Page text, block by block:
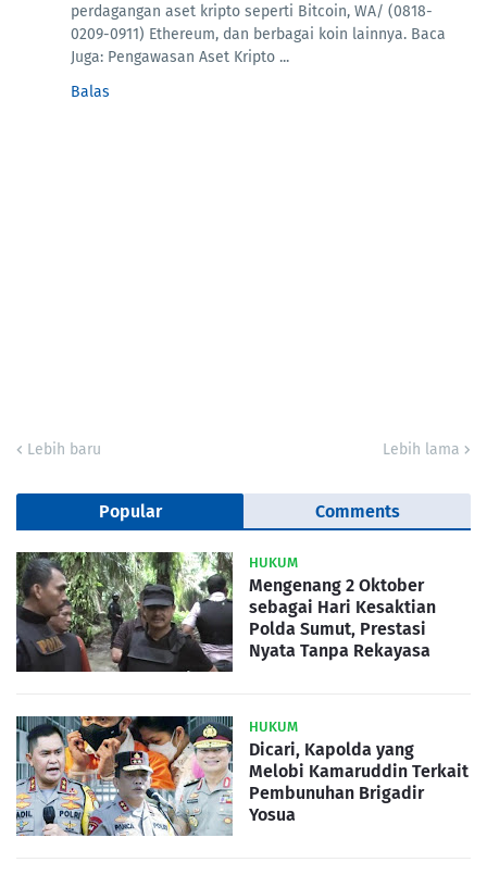
perdagangan aset kripto seperti Bitcoin, WA/ (0818-
0209-0911) Ethereum, dan berbagai koin lainnya. Baca
Juga: Pengawasan Aset Kripto ...
Balas
Lebih baru Lebih lama
Popular Comments
HUKUM
Mengenang 2 Oktober
sebagai Hari Kesaktian
Polda Sumut, Prestasi
Nyata Tanpa Rekayasa
HUKUM
Dicari, Kapolda yang
Melobi Kamaruddin Terkait
Pembunuhan Brigadir
Yosua